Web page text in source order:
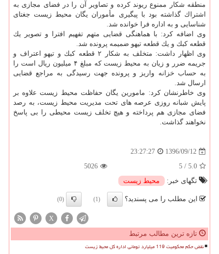
منطقه شكار ممنوع ریوند كرده و تصاویر آن را در فضای مجازی به
اشتراك گذاشته بود با پیگیری مأموران یگان محیط زیست جغتای
شناسایی و به اداره فرا خوانده شد.
وی اضافه كرد: با هماهنگی قضایی متهم تفهیم افترا و تصویر یك
قطعه كبك و یك قطعه تیهو ضمیمه پرونده شد.
وی اظهار داشت: متخلف به شكار ۲ قطعه كبك و تیهو اعتراف و
جریمه ضرر و زیان به محیط زیست كه مبلغ ۴ میلیون ریال است را
به حساب خزانه واریز و پرونده جهت رسیدگی به مراجع قضایی
ارسال شد.
وی خاطرنشان كرد: مامورین یگان حفاظت محیط زیست علاوه بر
پایش شبانه روزی عرصه های تحت مدیریت محیط زیست، به رصد
فضای مجازی هم پرداخته و هیچ تخلف زیست محیطی را بی پاسخ
نخواهند گذاشت.
1396/09/12
23:27:27
5.0
/
5
5026
تگهای خبر:
محیط زیست
این مطلب را می پسندید؟ (1)
(0)
X
تازه ترین مطالب مرتبط
نقض حکم محکومیت 119 میلیارد تومانی اداره کل محیط زیست